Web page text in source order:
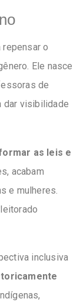
o
Ele nasce
de
dar visibilidade
as leis e
acabam
e mulheres.
inclusiva